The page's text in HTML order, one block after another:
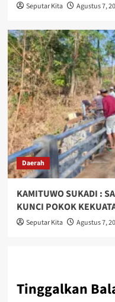
Seputar Kita Agustus 7,
Daerah
KAMITUWO SUKADI :
KUNCI POKOK
Seputar Kita Agustus 7,
Tinggalkan